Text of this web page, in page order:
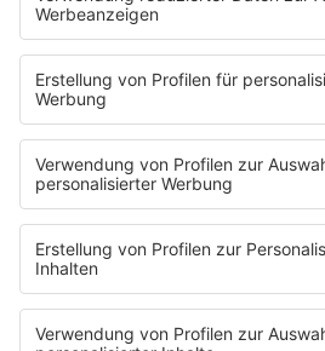
1993 brachten die Schwestern
"Hey Santa" mit dem
wem gehört eigentlich die
des Songs zu hören ist?
mehr lesen